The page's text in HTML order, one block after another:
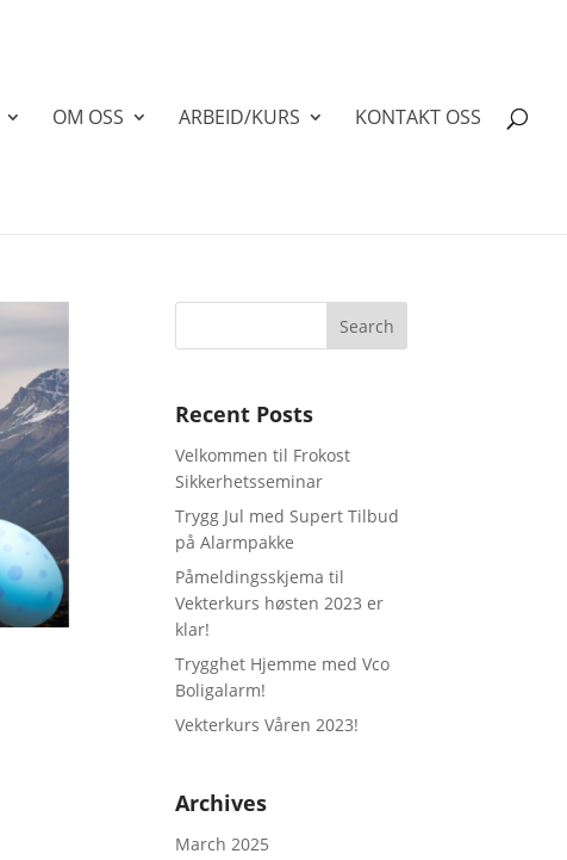
OM OSS ARBEID/KURS KONTAKT OSS
Recent Posts
Velkommen til Frokost
Sikkerhetsseminar
Trygg Jul med Supert Tilbud
på Alarmpakke
Påmeldingsskjema til
Vekterkurs høsten 2023 er
klar!
Trygghet Hjemme med Vco
Boligalarm!
Vekterkurs Våren 2023!
Archives
March 2025